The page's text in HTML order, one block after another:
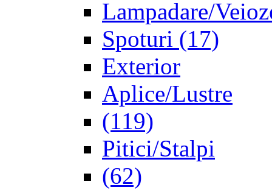
Lampadare/
Spoturi (17)
Exterior
Aplice/Lustre
(119)
Pitici/Stalpi
(62)